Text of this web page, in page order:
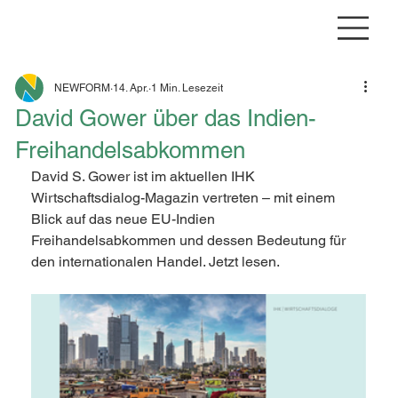
David Gower über das Indien-
Freihandelsabkommen
NEWFORM 14. Apr. 1 Min. Lesezeit
David S. Gower ist im aktuellen IHK
Wirtschaftsdialog-Magazin vertreten – mit einem
Blick auf das neue EU-Indien
Freihandelsabkommen und dessen Bedeutung für
den internationalen Handel. Jetzt lesen.